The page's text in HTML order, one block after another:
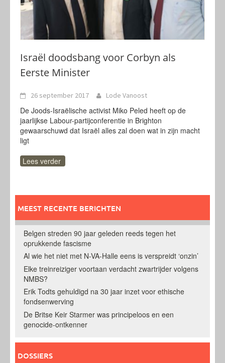
Israël doodsbang voor Corbyn als
Eerste Minister
26 september 2017 Lode Vanoost
De Joods-Israëlische activist Miko Peled heeft op de
jaarlijkse Labour-partijconferentie in Brighton
gewaarschuwd dat Israël alles zal doen wat in zijn macht
ligt
Lees verder
MEEST RECENTE BERICHTEN
Belgen streden 90 jaar geleden reeds tegen het
oprukkende fascisme
Al wie het niet met N-VA-Halle eens is verspreidt ‘onzin’
Elke treinreiziger voortaan verdacht zwartrijder volgens
NMBS?
Erik Todts gehuldigd na 30 jaar inzet voor ethische
fondsenwerving
De Britse Keir Starmer was principeloos en een
genocide-ontkenner
DOSSIERS